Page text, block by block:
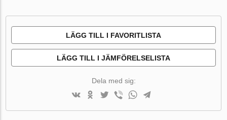
LÄGG TILL I FAVORITLISTA
LÄGG TILL I JÄMFÖRELSELISTA
Dela med sig: